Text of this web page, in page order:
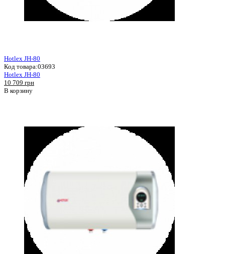
Hotlex JH-80
Код товара:03693
Hotlex JH-80
10 709 грн
В корзину